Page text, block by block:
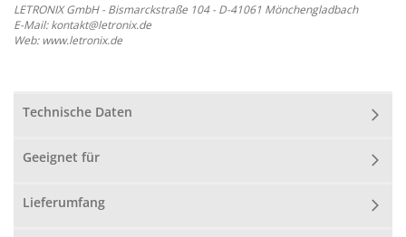
LETRONIX GmbH - Bismarckstraße 104 - D-41061 Mönchengladbach
E-Mail: kontakt@letronix.de
Web: www.letronix.de
Technische Daten
Geeignet für
Lieferumfang